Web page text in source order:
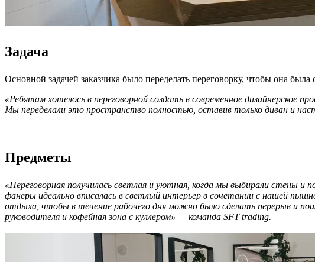
Задача
Основной задачей заказчика было переделать переговорку, чтобы она
«Ребятам хотелось в переговорной создать в современное
Мы переделали это пространство полностью, оставив только диван и
Предметы
«Переговорная получилась светлая и уютная, когда мы выбирали стены
фанеры идеально вписалась в светлый интерьер в сочетании с нашей
отдыха, чтобы в течение рабочего дня можно было сделать перерыв и
руководителя и кофейная зона с куллером» — команда SFT trading.